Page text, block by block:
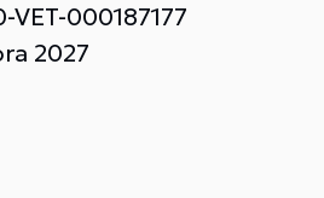
VET-000187177
2027